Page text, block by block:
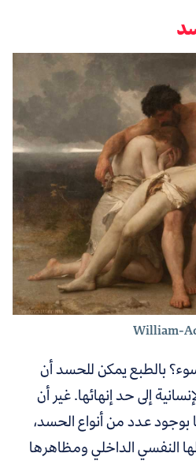
بالطبع يمكن للحسد أن
إلى حد إنهائها. غير أن
عدد من أنواع الحسد،
النفسي الداخلي ومظاهرها